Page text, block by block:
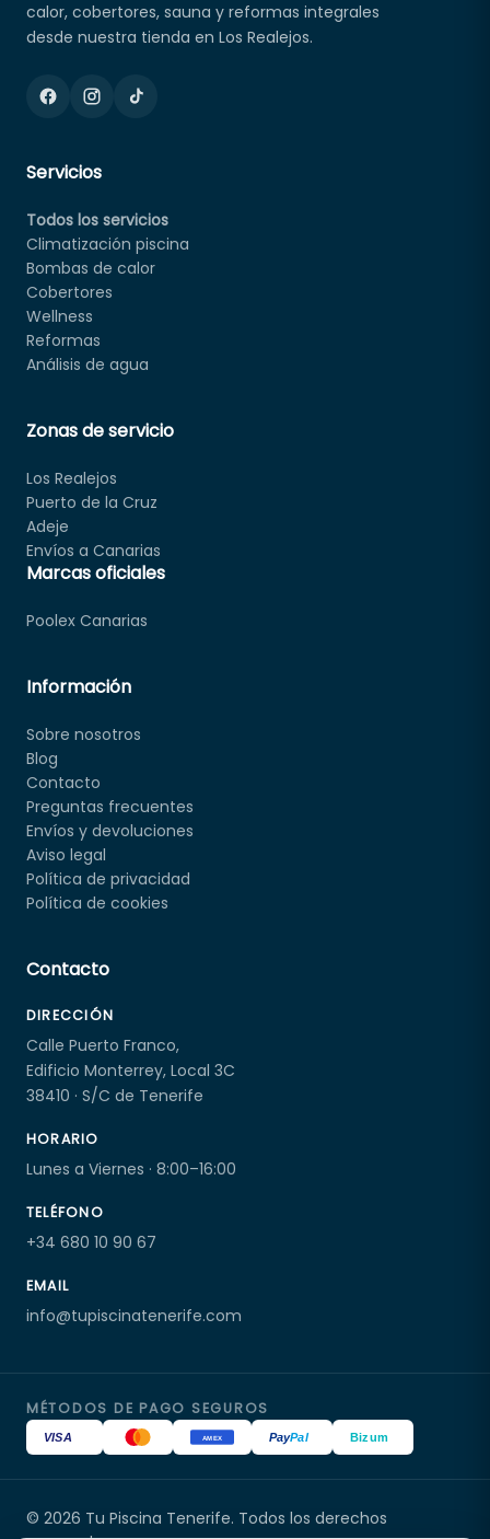
calor, cobertores, sauna y reformas integrales
desde nuestra tienda en Los Realejos.
Servicios
Todos los servicios
Climatización piscina
Bombas de calor
Cobertores
Wellness
Reformas
Análisis de agua
Zonas de servicio
Los Realejos
Puerto de la Cruz
Adeje
Envíos a Canarias
Marcas oficiales
Poolex Canarias
Información
Sobre nosotros
Blog
Contacto
Preguntas frecuentes
Envíos y devoluciones
Aviso legal
Política de privacidad
Política de cookies
Contacto
DIRECCIÓN
Calle Puerto Franco,
Edificio Monterrey, Local 3C
38410 · S/C de Tenerife
HORARIO
Lunes a Viernes · 8:00–16:00
TELÉFONO
+34 680 10 90 67
EMAIL
info@tupiscinatenerife.com
MÉTODOS DE PAGO SEGUROS
VISA AMEX PayPal Bizum
© 2026 Tu Piscina Tenerife. Todos los derechos
Tu Piscina Tenerife